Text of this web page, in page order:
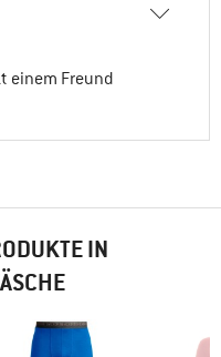
einem Freund
IN